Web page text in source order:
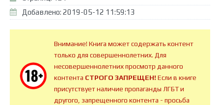
Добавлено: 2019-05-12 11:59:13
Внимание! Книга может содержать контент
только для совершеннолетних. Для
несовершеннолетних просмотр данного
контента СТРОГО ЗАПРЕЩЕН!Если в книге
присутствует наличие пропаганды ЛГБТ и
другого, запрещенного контента - просьба